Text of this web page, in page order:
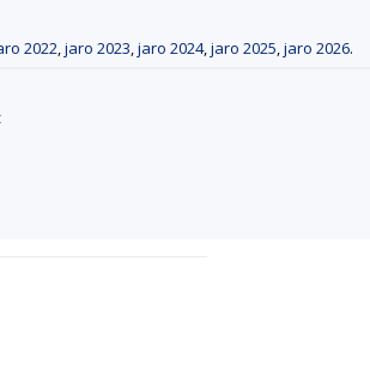
2022,jaro 2023,jaro 2024,jaro 2025,jaro 2026.